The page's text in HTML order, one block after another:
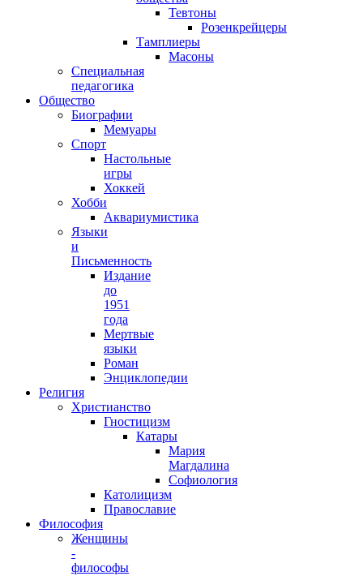
Тевтоны
Розенкрейцеры
Тамплиеры
Масоны
Специальная
педагогика
Общество
Биографии
Мемуары
Спорт
Настольные
игры
Хоккей
Хобби
Аквариумистика
Языки
и
Письменность
Издание
до
1951
года
Мертвые
языки
Роман
Энциклопедии
Религия
Христианство
Гностицизм
Катары
Мария
Магдалина
Софиология
Католицизм
Православие
Философия
Женщины
-
философы